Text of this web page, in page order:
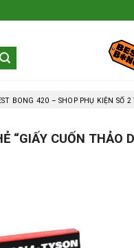
BONG 420 – SHOP PHỤ KIỆN SỐ 2
“GIẤY CUỐN THẢO